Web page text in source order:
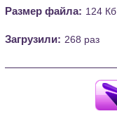
Размер файла: 124 Кб
Загрузили: 268 раз